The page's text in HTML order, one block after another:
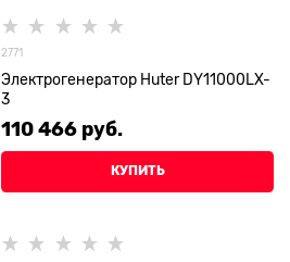
2771
Электрогенератор Huter DY11000LX-
3
110 466 руб.
КУПИТЬ